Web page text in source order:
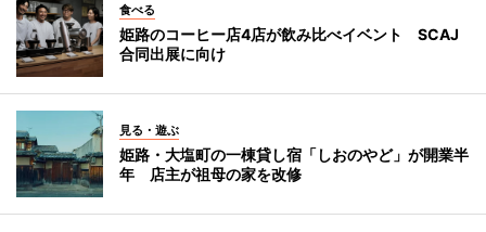
食べる
姫路のコーヒー店4店が飲み比べイベント SCAJ
合同出展に向け
見る・遊ぶ
姫路・大塩町の一棟貸し宿「しおのやど」が開業半
年 店主が祖母の家を改修